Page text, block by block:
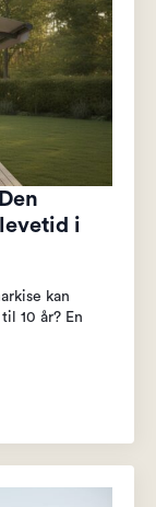
i
kan
10 år? En